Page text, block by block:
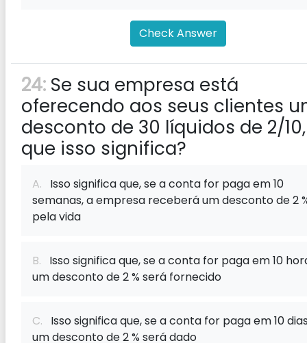
Check Answer
24: Se sua empresa está
oferecendo aos seus clientes
desconto de 30 líquidos de 2/
que isso significa?
A. Isso significa que, se a conta for paga em 10
semanas, a empresa receberá um desconto de 2
pela vida
B. Isso significa que, se a conta for paga em 10
um desconto de 2 % será fornecido
C. Isso significa que, se a conta for paga em 10
um desconto de 2 % será dado